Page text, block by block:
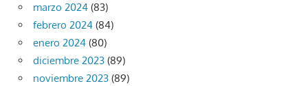
marzo 2024 (83)
febrero 2024 (84)
enero 2024 (80)
diciembre 2023 (89)
noviembre 2023 (89)